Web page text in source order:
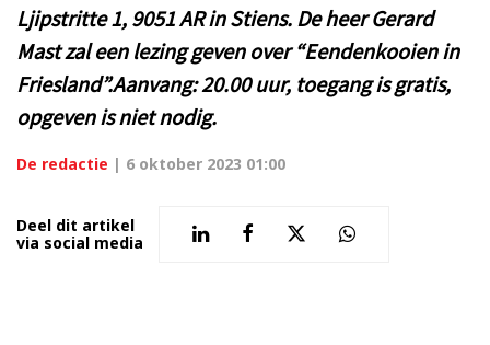
Ljipstritte 1, 9051 AR in Stiens. De heer Gerard
Mast zal een lezing geven over “Eendenkooien in
Friesland”.Aanvang: 20.00 uur, toegang is gratis,
opgeven is niet nodig.
De redactie | 6 oktober 2023 01:00
Deel dit artikel
via social media